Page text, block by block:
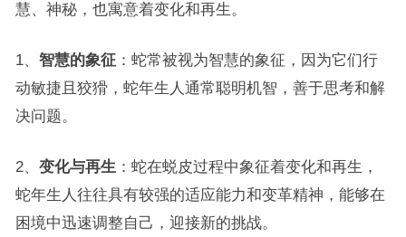
慧、神秘，也寓意着变化和再生。
1、 智慧的象征：蛇常被视为智慧的象征，因为它们行
动敏捷且狡猾，蛇年生人通常聪明机智，善于思考和解
决问题。
2、 变化与再生 ：蛇在蜕皮过程中象征着变化和再生，
蛇年生人往往具有较强的适应能力和变革精神，能够在
困境中迅速调整自己，迎接新的挑战。